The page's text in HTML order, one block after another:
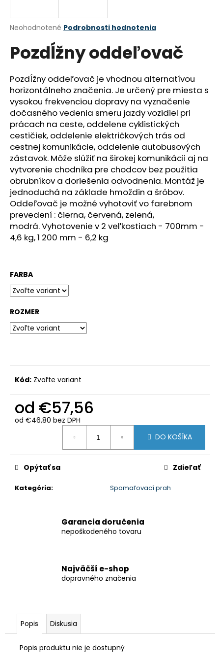
Priemerné
produktu
je
z
5
hviezdičiek.
Neohodnotené Podrobnosti hodnotenia
Pozdĺžny oddeľovač
Pozdĺžny oddeľovač je vhodnou alternatívou
horizontálneho značenia. Je určený pre miesta s
vysokou frekvenciou dopravy na vyznačenie
dočasného vedenia smeru jazdy vozidiel pri
prácach na ceste, oddelene cyklistických
cestičiek, oddelenie električkových trás od
cestnej komunikácie, oddelenie autobusových
zástavok. Môže slúžiť na širokej komunikácii aj na
vytvorenie chodníka pre chodcov bez použitia
obrubníkov a doriešenia odvodnenia. Montáž je
jednoduchá na základe hmoždin a šróbov.
Oddeľovač je možné vyhotoviť vo farebnom
prevedení : čierna, červená, zelená,
modrá.Vyhotovenie v 2 veľkostiach - 700mm -
4,6 kg, 1 200 mm - 6,2 kg
FARBA
ROZMER
Kód: Zvoľte variant
od €57,56
od €46,80 bez DPH
DO KOŠÍKA
Kategória: Spomaľovací prah
Opýtať sa Zdieľať
Garancia doručenia
nepoškodeného tovaru
Najväčší e-shop
dopravného značenia
Popis Diskusia
Popis produktu nie je dostupný
j
ť
?
HĽADAŤ
O
d
p
o
r
ú
č
a
m
KÔŠ
OKRÚHLY
35
L
€184,50